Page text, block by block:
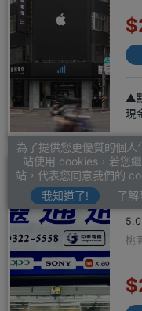
▲
現
桃
為了提供您更優質的個人
站使用 cookies，若您
站，代表您同意我們的
我知道了!
了解